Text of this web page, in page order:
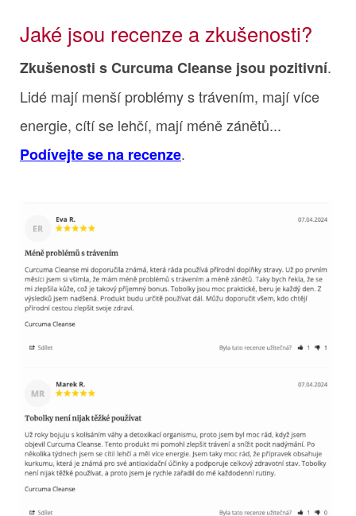
Jaké jsou recenze a zkušenosti?
Zkušenosti s Curcuma Cleanse jsou pozitivní.
Lidé mají menší problémy s trávením, mají více
energie, cítí se lehčí, mají méně zánětů...
Podívejte se na recenze.